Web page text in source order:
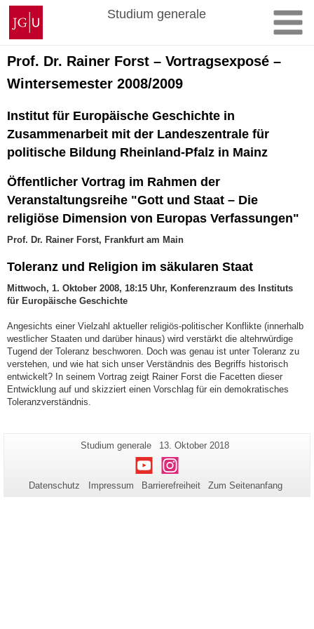
Zum
Inhalt
springen
Johannes
Gutenberg-
Universität
Mainz
Studium generale
Prof. Dr. Rainer Forst – Vortragsexposé –
Wintersemester 2008/2009
Institut für Europäische Geschichte in
Zusammenarbeit mit der Landeszentrale für
politische Bildung Rheinland-Pfalz in Mainz
Öffentlicher Vortrag im Rahmen der
Veranstaltungsreihe "Gott und Staat – Die
religiöse Dimension von Europas Verfassungen"
Prof. Dr. Rainer Forst, Frankfurt am Main
Toleranz und Religion im säkularen Staat
Mittwoch, 1. Oktober 2008, 18:15 Uhr, Konferenzraum des Instituts
für Europäische Geschichte
Angesichts einer Vielzahl aktueller religiös-politischer Konflikte (innerhalb
westlicher Staaten und darüber hinaus) wird verstärkt die altehrwürdige
Tugend der Toleranz beschworen. Doch was genau ist unter Toleranz zu
verstehen, und wie hat sich unser Verständnis des Begriffs historisch
entwickelt? In seinem Vortrag zeigt Rainer Forst die Facetten dieser
Entwicklung auf und skizziert einen Vorschlag für ein demokratisches
Toleranzverständnis.
Zusätzliche
Informationen
zu
dieser
Seiten-
Studium generale
Letzte
Aktualisierung:
13. Oktober 2018
YoutubeInstagram
Datenschutz Impressum Barrierefreiheit Zum Seitenanfang